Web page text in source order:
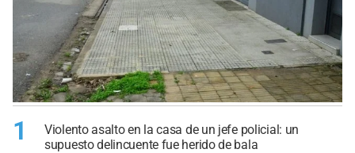
1
Violento asalto en la casa de un jefe policial: un
supuesto delincuente fue herido de bala